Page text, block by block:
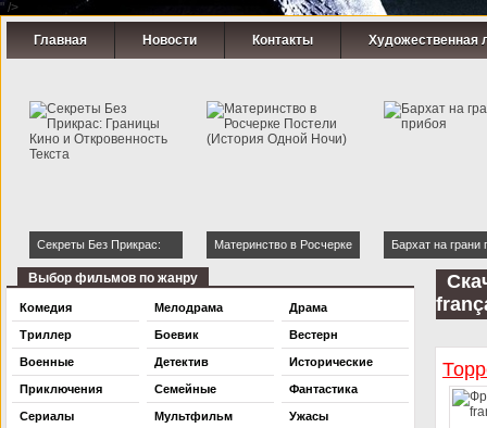
" />
Главная Новости Контакты Художественная
Секреты Без Прикрас:
Границы Кино и
Материнство в Росчерке
Бархат на грани
Выбор фильмов по жанру
Комедия
Триллер
Военные
Приключения
Сериалы
Мелодрама
Боевик
Детектив
Семейные
Мультфильм
Драма
Вестерн
Исторические
Фантастика
Ужасы